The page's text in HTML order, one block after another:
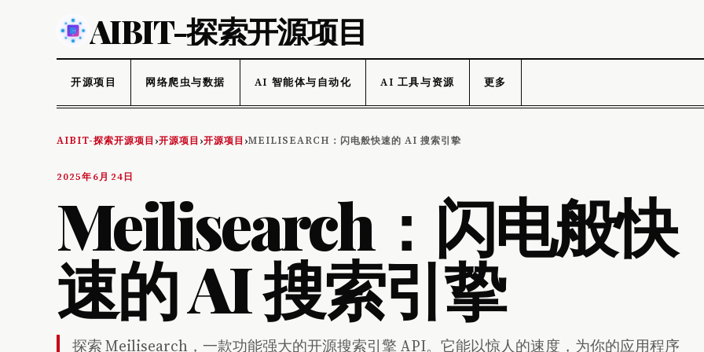
AIBIT-探索开源项目
开源项目 网络爬虫与数据 AI 智能体与自动化 AI 工具与资源 更多
AIBIT-探索开源项目 ›开源项目 ›开源项目 ›MEILISEARCH：闪电般快速的 AI 搜索引挚
2025年6月24日
Meilisearch：闪电般快
速的 AI 搜索引挚
探索 Meilisearch，一款功能强大的开源搜索引擎 API。它能以惊人的速度，为你的应用程序